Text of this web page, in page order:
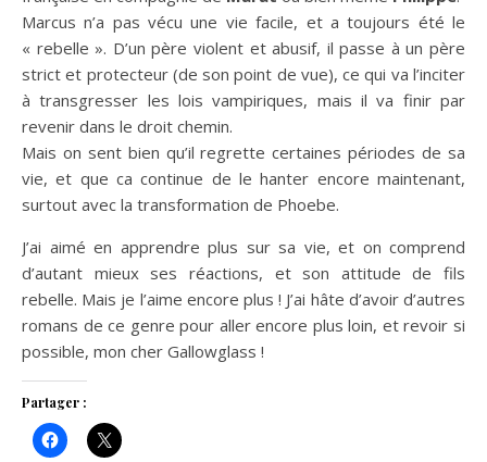
Marcus n’a pas vécu une vie facile, et a toujours été le
« rebelle ». D’un père violent et abusif, il passe à un père
strict et protecteur (de son point de vue), ce qui va l’inciter
à transgresser les lois vampiriques, mais il va finir par
revenir dans le droit chemin.
Mais on sent bien qu’il regrette certaines périodes de sa
vie, et que ca continue de le hanter encore maintenant,
surtout avec la transformation de Phoebe.
J’ai aimé en apprendre plus sur sa vie, et on comprend
d’autant mieux ses réactions, et son attitude de fils
rebelle. Mais je l’aime encore plus ! J’ai hâte d’avoir d’autres
romans de ce genre pour aller encore plus loin, et revoir si
possible, mon cher Gallowglass !
Partager :